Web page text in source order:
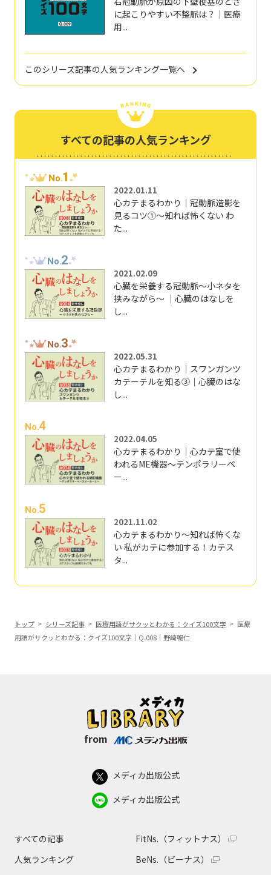
に起こりやすい不整脈は？｜医療
用...
このシリーズ記事の人気ランキング一覧へ
すべての記事の人気ランキング
No.1
2022.01.11
心カテまるわかり｜冠動脈造影を
見るコツ①～知れば怖くない わ
た...
No.2
2021.02.09
心臓を栄養する冠動脈～小ネタを
挟みながら～ ｜心臓のはなしを
し...
No.3
2022.05.31
心カテまるわかり｜スワンガンツ
カテーテルを知る③｜心臓のはな
し...
No.4
2022.04.05
心カテまるわかり｜心カテ室で使
われるME機器～テンポラリーペ
ー...
No.5
2021.11.02
心カテまるわかり～知れば怖くな
い 私がカテに参加する！カテス
タ...
トップ シリーズ記事 医療用語がサクッとわかる：クイズ100文字
医療
用語がサクッとわかる：クイズ100文字｜Q.008｜野崎暢仁
from
メディカ出版公式
メディカ出版公式
すべての記事
人気ランキング
FitNs.（フィットナス）
BeNs.（ビーナス）